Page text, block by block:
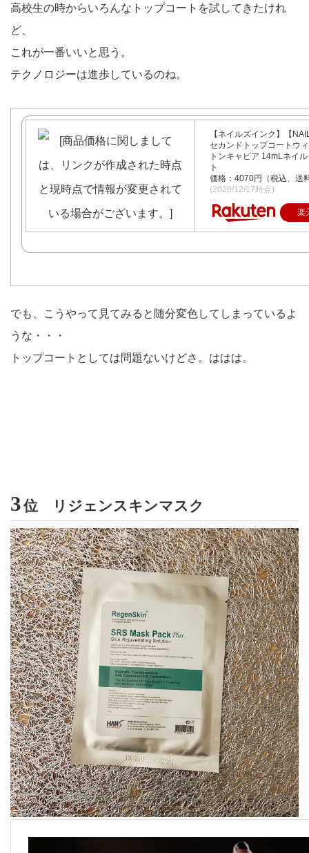
高校生の時からいろんなトップコートを試してきたけれ
ど、
これが一番いいと思う。
テクノロジーは進歩しているのね。
【ネイルズインク】【
セカンドトップコートウ
トンキャビア 14mLネイ
ト
価格：4070円（税込、送
(2020/12/17時点)
楽
でも、こうやって見てみると随分変色してしまっているよ
うな・・・
トップコートとしては問題ないけどさ。ははは。
3位 リジェンスキンマスク